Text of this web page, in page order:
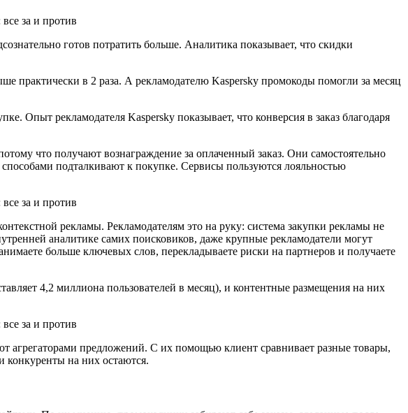
готов потратить больше. Аналитика показывает, что скидки
практически в 2 раза. А рекламодателю Kaspersky промокоды помогли за месяц
Опыт рекламодателя Kaspersky показывает, что конверсия в заказ благодаря
что получают вознаграждение за оплаченный заказ. Они самостоятельно
подталкивают к покупке. Сервисы пользуются лояльностью
рекламы. Рекламодателям это на руку: система закупки рекламы не
аналитике самих поисковиков, даже крупные рекламодатели могут
больше ключевых слов, перекладываете риски на партнеров и получаете
4,2 миллиона пользователей в месяц), и контентные размещения на них
предложений. С их помощью клиент сравнивает разные товары,
конкуренты на них остаются.